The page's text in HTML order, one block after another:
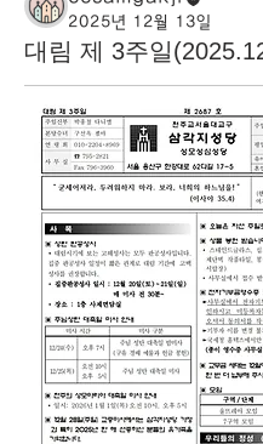
2025년 12월 13일
대림 제 3주일